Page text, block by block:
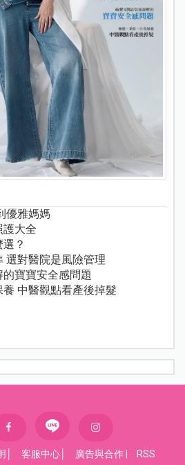
優雅媽媽
護大全
？
選對醫院是風險管理
寶寶安全感問題
中醫觀點看產後掉髮
客服中心 廣告與合作| RSS